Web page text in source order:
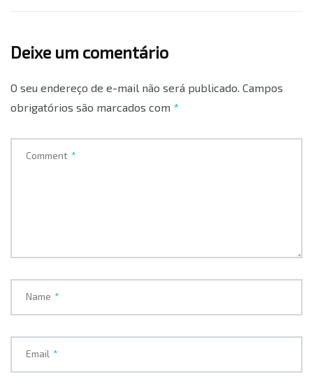
Deixe um comentário
O seu endereço de e-mail não será publicado. Campos
obrigatórios são marcados com *
Comment *
Name *
Email *